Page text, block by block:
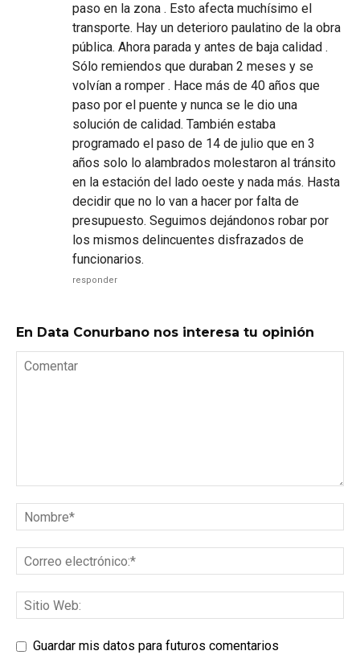
paso en la zona . Esto afecta muchísimo el
transporte. Hay un deterioro paulatino de la obra
pública. Ahora parada y antes de baja calidad .
Sólo remiendos que duraban 2 meses y se
volvían a romper . Hace más de 40 años que
paso por el puente y nunca se le dio una
solución de calidad. También estaba
programado el paso de 14 de julio que en 3
años solo lo alambrados molestaron al tránsito
en la estación del lado oeste y nada más. Hasta
decidir que no lo van a hacer por falta de
presupuesto. Seguimos dejándonos robar por
los mismos delincuentes disfrazados de
funcionarios.
responder
En Data Conurbano nos interesa tu opinión
Guardar mis datos para futuros comentarios